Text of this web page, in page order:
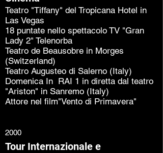
Teatro "Tiffany" del Tropicana Hotel in
Las Vegas
18 puntate nello spettacolo TV "Gran
Lady 2" Telenorba
Teatro de Beausobre in Morges
(Switzerland)
Teatro Augusteo di Salerno (Italy)
Domenica In RAI 1 in diretta dal teatro
"Ariston" in Sanremo (Italy)
Attore nel film"Vento di Primavera"
2000
Tour Internazionale e